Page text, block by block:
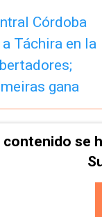
contenido se